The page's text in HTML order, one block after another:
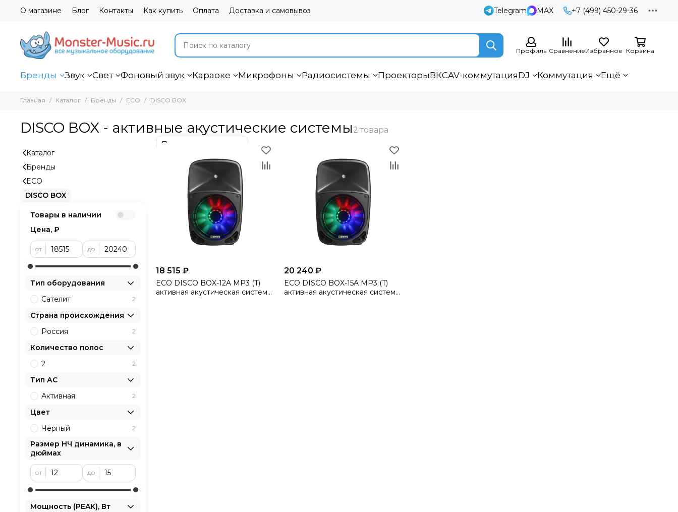
О магазине Блог Контакты Как купить Оплата Доставка и самовывоз Telegram MAX +7 (499) 450-29-36
Профиль СравнениеИзбранное Корзина
Бренды Звук Свет Фоновый звук Караоке Микрофоны Радиосистемы ПроекторыВКСAV-коммутацияDJ Коммутация Ещё
Главная Каталог Бренды ECO DISCO BOX
DISCO BOX - активные акустические системы
18 515 ₽
ECO DISCO BOX-12A MP3 (T)
активная акустическая система,
20 240 ₽
ECO DISCO BOX-15A MP3 (T)
активная акустическая система,
Каталог
Бренды
ECO
DISCO BOX
Товары в наличии
Цена, ₽
от до
Тип оборудования
Сателит
2
Страна происхождения
Россия
2
Количество полос
2
2
Тип АС
Активная
2
Цвет
Черный
2
Размер НЧ динамика, в
дюймах
от до
Мощность (PEAK), Вт